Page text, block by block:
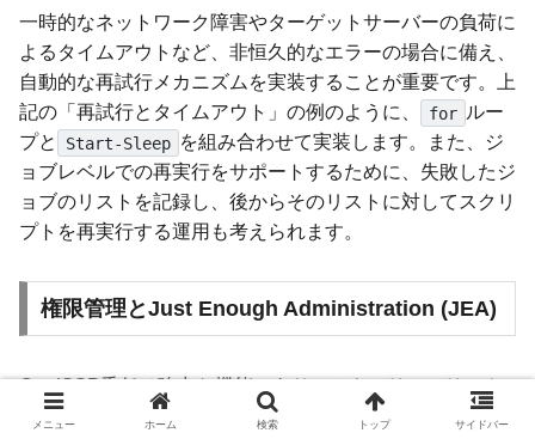
一時的なネットワーク障害やターゲットサーバーの負荷に
よるタイムアウトなど、非恒久的なエラーの場合に備え、
自動的な再試行メカニズムを実装することが重要です。上
記の「再試行とタイムアウト」の例のように、
for ルー
プと
Start-Sleep を組み合わせて実装します。また、ジ
ョブレベルでの再実行をサポートするために、失敗したジ
ョブのリストを記録し、後からそのリストに対してスクリ
プトを再実行する運用も考えられます。
権限管理とJust Enough Administration (JEA)
CredSSP委任は強力な機能であり、セキュリティリスク
を伴うため、最小権限の原則を厳守することが重要です。
メニュー ホーム 検索 トップ サイドバー